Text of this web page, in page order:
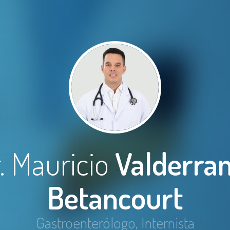
Mauricio
Betancourt
Gastroenterólogo, Internista